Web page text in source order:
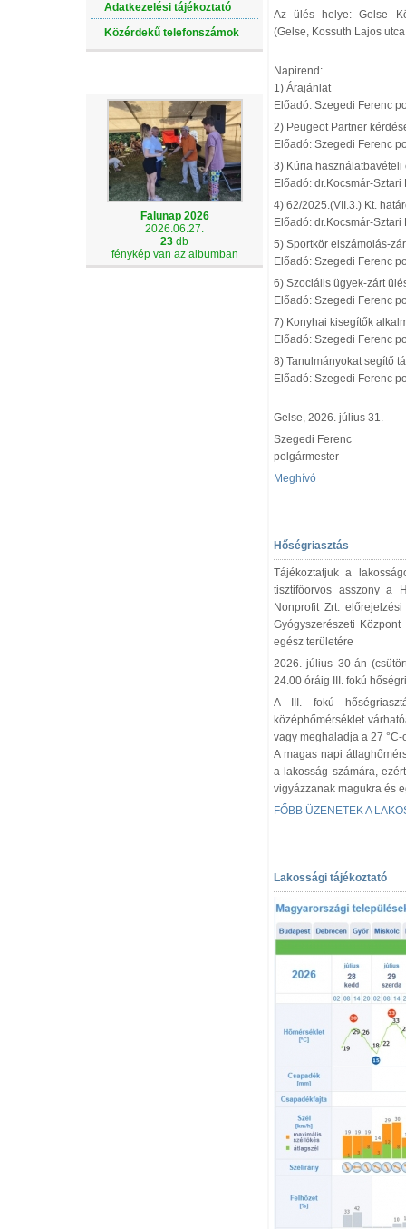
Adatkezelési tájékoztató
Közérdekű telefonszámok
Falunap 2026
2026.06.27.
23 db
fénykép van az albumban
Az ülés helye: Gelse
(Gelse, Kossuth Lajos
Napirend:
1) Árajánlat
Előadó: Szegedi Ferenc
2) Peugeot Partner
Előadó: Szegedi Ferenc
3) Kúria
Előadó: dr.Kocsmár-
4) 62/2025.(VII.3.) Kt.
Előadó: dr.Kocsmár-
5) Sportkör elszámolás-
Előadó: Szegedi Ferenc
6) Szociális ügyek-zárt
Előadó: Szegedi Ferenc
7) Konyhai kisegítők
Előadó: Szegedi Ferenc
8) Tanulmányokat segítő
Előadó: Szegedi Ferenc
Gelse, 2026. július 31.
Szegedi Ferenc
polgármester
Meghívó
Hőségriasztás
Tájékoztatjuk a
tisztifőorvos asszony a
Nonprofit Zrt.
Gyógyszerészeti
egész területére
2026. július 30-án
24.00 óráig III. fokú
A III. fokú
középhőmérséklet
vagy meghaladja a 27 °C-
A magas napi
a lakosság számára,
vigyázzanak magukra és
FŐBB ÜZENETEK A
Lakossági tájékoztató